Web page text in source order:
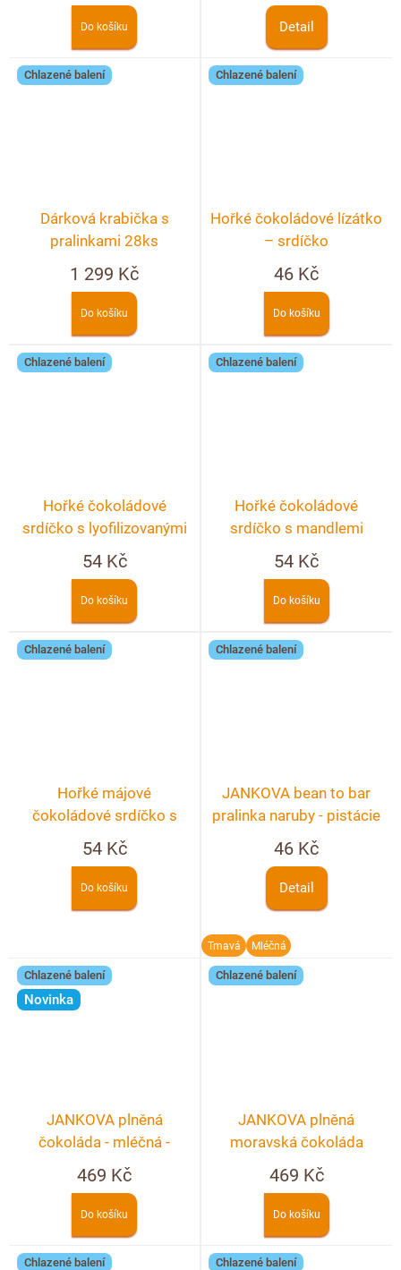
Do košíku Detail
Chlazené balení
Dárková krabička s
pralinkami 28ks
1 299 Kč
Do košíku
Chlazené balení
Hořké čokoládové lízátko
– srdíčko
46 Kč
Do košíku
Chlazené balení
Hořké čokoládové
srdíčko s lyofilizovanými
jahodami a banánem
54 Kč
Do košíku
Chlazené balení
Hořké čokoládové
srdíčko s mandlemi
54 Kč
Do košíku
Chlazené balení
Hořké májové
čokoládové srdíčko s
potiskem
54 Kč
Do košíku
Chlazené balení
JANKOVA bean to bar
pralinka naruby - pistácie
46 Kč
Detail
Tmavá Mléčná
Chlazené balení
Novinka
JANKOVA plněná
čokoláda - mléčná -
nugátovo - karamelová s
kousky lískových oříšků
469 Kč
Do košíku
Chlazené balení
JANKOVA plněná
moravská čokoláda
469 Kč
Do košíku
Chlazené balení Chlazené balení